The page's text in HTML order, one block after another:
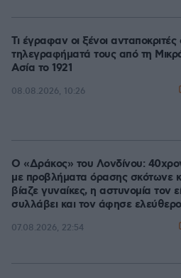
Τι έγραφαν οι ξένοι ανταποκριτές
τηλεγραφήματά τους από τη
Ασία το 1921
08.08.2026, 10:26
Ο «Δράκος» του Λονδίνου:
με προβλήματα όρασης σκότωνε
βίαζε γυναίκες, η αστυνομία τον
συλλάβει και τον άφησε ελεύθερο
07.08.2026, 22:54